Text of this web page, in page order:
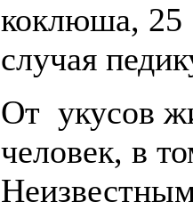
коклюша, 25
случая
От укусов
человек, в